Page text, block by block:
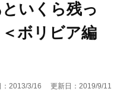
いくら残っ
ボリビア編
：2013/3/16 更新日：2019/9/11